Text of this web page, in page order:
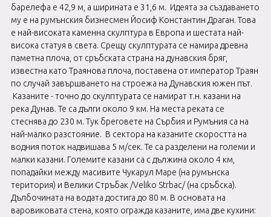
барелефа е 42,9 м, а ширината е 31,6 м. Идеята за създаването
му е на румънския бизнесмен Йосиф Константин Драган. Това
е най-високата каменна скулптура в Европа и шестата най-
висока статуя в света. Срещу скулптурата се намира древна
паметна плоча, от сръбската страна на дунавския бряг,
известна като Траянова плоча, поставена от император Траян
по случай завършването на строежа на Дунавския южен път.
Казаните - точно до скулптурата се намират т.н. казани на
река Дунав. Те са дълги около 9 км. На места реката се
стеснява до 230 м. Тук бреговете на Сърбия и Румъния са на
най-малко разстояние. В сектора на казаните скоростта на
водния поток надвишава 5 м/сек. Те са разделени на големи и
малки казани. Големите казани са с дължина около 4 км,
попадайки между масивите Чукарул Маре (на румънска
територия) и Велики Стръбак /Veliko Strbac/ (на сръбска).
Дълбочината на водата достига до 80 м. В основата на
варовиковата стена, която огражда казаните, има две кухини: